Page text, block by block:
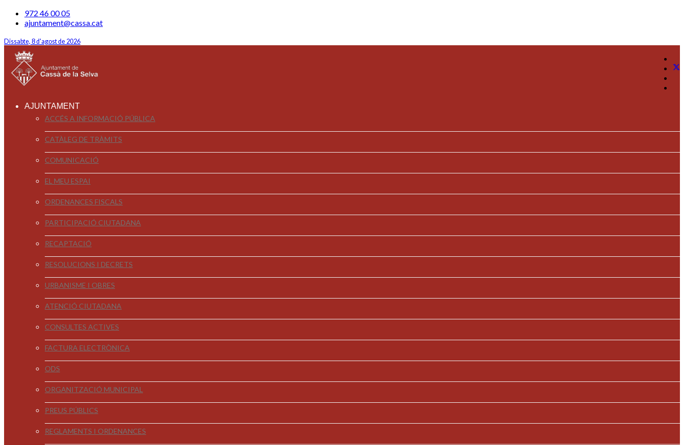
972 46 00 05
ajuntament@cassa.cat
Dissabte, 8 d'agost de 2026
AJUNTAMENT
ACCÉS A INFORMACIÓ PÚBLICA
CATÀLEG DE TRÀMITS
COMUNICACIÓ
EL MEU ESPAI
ORDENANCES FISCALS
PARTICIPACIÓ CIUTADANA
RECAPTACIÓ
RESOLUCIONS I DECRETS
URBANISME I OBRES
ATENCIÓ CIUTADANA
CONSULTES ACTIVES
FACTURA ELECTRÒNICA
ODS
ORGANITZACIÓ MUNICIPAL
PREUS PÚBLICS
REGLAMENTS I ORDENANCES